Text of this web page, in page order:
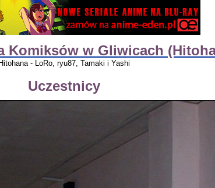
Komiksów w Gliwicach
Hitohana - LoRo, ryu87, Tamaki i Yashi
Uczestnicy